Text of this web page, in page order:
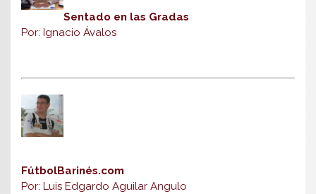
Sentado en las Gradas
Por: Ignacio Ávalos
FútbolBarinés.com
Por: Luis Edgardo Aguilar Angulo